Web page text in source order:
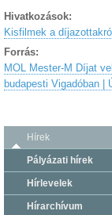
Hivatkozások:
Kisfilmek a díjazottakról
Forrás:
MOL Mester-M Díjat
budapesti Vigadóban |
Hírek
Pályázati hírek
Hírlevelek
Hírarchívum